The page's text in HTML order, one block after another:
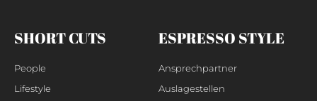
SHORT CUTS
People
Lifestyle
ESPRESSO STYLE
Ansprechpartner
Auslagestellen